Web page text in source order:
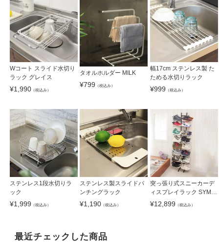
Wコート スライド水切り
ラック グレイス
¥1,990 （税込み）
タオルホルダー MILK
¥799 （税込み）
幅17cm ステンレス製 た
ためる水切りラック
¥999 （税込み）
ステンレス1段水切りラ
ック
¥1,999 （税込み）
ステンレス製スライドパ
ンチングラック
¥1,190 （税込み）
突っ張り式スニーカーデ
ィスプレイラック SYM-1
002
¥12,899 （税込み）
最近チェックした商品